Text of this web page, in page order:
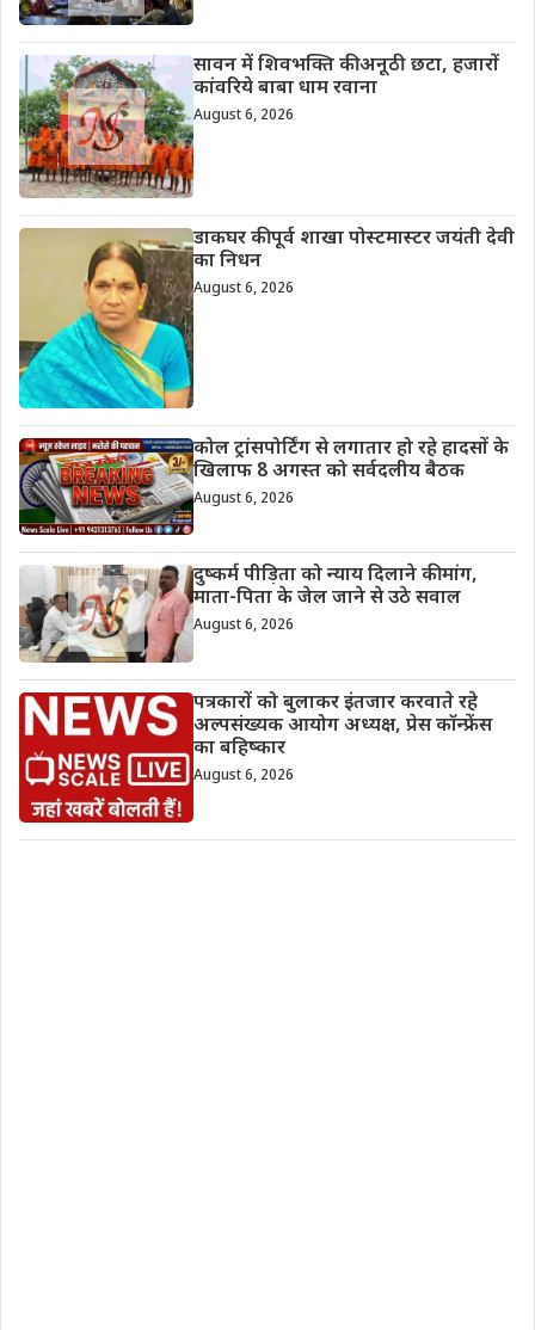
सावन में शिवभक्ति की अनूठी छटा, हजारों
कांवरिये बाबा धाम रवाना
August 6, 2026
डाकघर की पूर्व शाखा पोस्टमास्टर जयंती देवी
का निधन
August 6, 2026
कोल ट्रांसपोर्टिंग से लगातार हो रहे हादसों के
खिलाफ 8 अगस्त को सर्वदलीय बैठक
August 6, 2026
दुष्कर्म पीड़िता को न्याय दिलाने की मांग,
माता-पिता के जेल जाने से उठे सवाल
August 6, 2026
पत्रकारों को बुलाकर इंतजार करवाते रहे
अल्पसंख्यक आयोग अध्यक्ष, प्रेस कॉन्फ्रेंस
का बहिष्कार
August 6, 2026